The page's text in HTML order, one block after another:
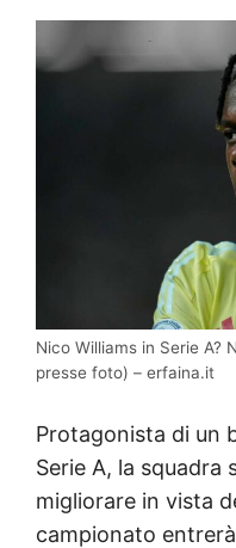
Nico Williams in Serie A?
presse foto) – erfaina.it
Protagonista di un
Serie A, la squadra
migliorare in vista
campionato